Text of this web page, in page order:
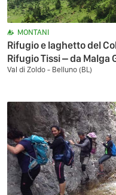
MONTANI
Rifugio e laghetto del
Rifugio Tissi – da Malga
Val di Zoldo - Belluno (BL)